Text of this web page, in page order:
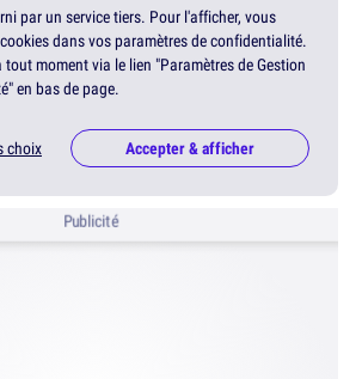
par un service tiers. Pour l'afficher, vous
dans vos paramètres de confidentialité.
moment via le lien "Paramètres de Gestion
en bas de page.
choix Accepter & afficher
Publicité